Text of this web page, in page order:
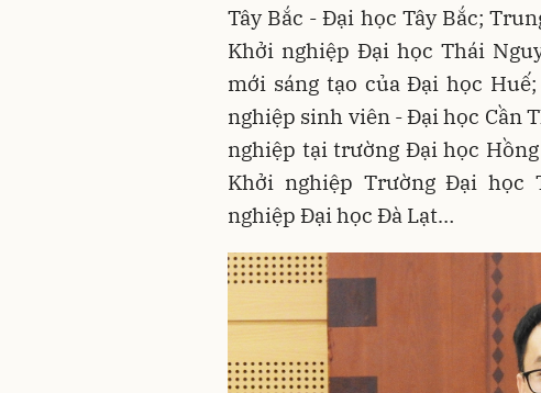
Tây Bắc - Đại học Tây Bắc;
Khởi nghiệp Đại học Thái
mới sáng tạo của Đại học
nghiệp sinh viên - Đại học Cần
nghiệp tại trường Đại học
Khởi nghiệp Trường Đại
nghiệp Đại học Đà Lạt…